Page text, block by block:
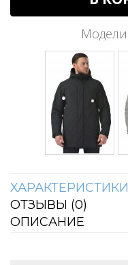
Модели
ХАРАКТЕРИСТИКИ
ОТЗЫВЫ (0)
ОПИСАНИЕ